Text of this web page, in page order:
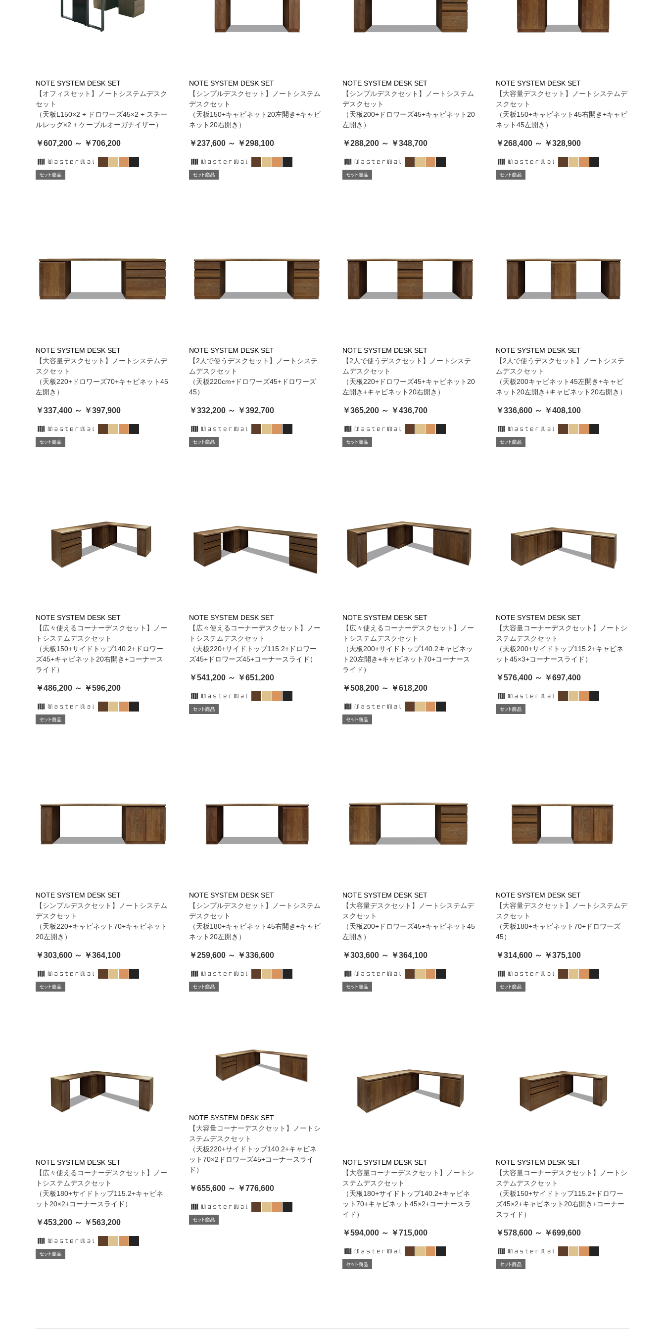
NOTE SYSTEM DESK SET
【オフィスセット】ノートシステムデスク
セット
（天板L150×2 + ドロワーズ45×2 + スチー
ルレッグ×2 + ケーブルオーガナイザー）
￥607,200 ～ ￥706,200
NOTE SYSTEM DESK SET
【シンプルデスクセット】ノートシステム
デスクセット
（天板150+キャビネット20左開き+キャビ
ネット20右開き）
￥237,600 ～ ￥298,100
NOTE SYSTEM DESK SET
【シンプルデスクセット】ノートシステム
デスクセット
（天板200+ドロワーズ45+キャビネット20
左開き）
￥288,200 ～ ￥348,700
NOTE SYSTEM DESK SET
【大容量デスクセット】ノートシステムデ
スクセット
（天板150+キャビネット45右開き+キャビ
ネット45左開き）
￥268,400 ～ ￥328,900
NOTE SYSTEM DESK SET
【大容量デスクセット】ノートシステムデ
スクセット
（天板220+ドロワーズ70+キャビネット45
左開き）
￥337,400 ～ ￥397,900
NOTE SYSTEM DESK SET
【2人で使うデスクセット】ノートシステ
ムデスクセット
（天板220cm+ドロワーズ45+ドロワーズ
45）
￥332,200 ～ ￥392,700
NOTE SYSTEM DESK SET
【2人で使うデスクセット】ノートシステ
ムデスクセット
（天板220+ドロワーズ45+キャビネット20
左開き+キャビネット20右開き）
￥365,200 ～ ￥436,700
NOTE SYSTEM DESK SET
【2人で使うデスクセット】ノートシステ
ムデスクセット
（天板200キャビネット45左開き+キャビ
ネット20左開き+キャビネット20右開き）
￥336,600 ～ ￥408,100
NOTE SYSTEM DESK SET
【広々使えるコーナーデスクセット】ノー
トシステムデスクセット
（天板150+サイドトップ140.2+ドロワー
ズ45+キャビネット20右開き+コーナース
ライド）
￥486,200 ～ ￥596,200
NOTE SYSTEM DESK SET
【広々使えるコーナーデスクセット】ノー
トシステムデスクセット
（天板220+サイドトップ115.2+ドロワー
ズ45+ドロワーズ45+コーナースライド）
￥541,200 ～ ￥651,200
NOTE SYSTEM DESK SET
【広々使えるコーナーデスクセット】ノー
トシステムデスクセット
（天板200+サイドトップ140.2キャビネッ
ト20左開き+キャビネット70+コーナース
ライド）
￥508,200 ～ ￥618,200
NOTE SYSTEM DESK SET
【大容量コーナーデスクセット】ノートシ
ステムデスクセット
（天板200+サイドトップ115.2+キャビネ
ット45×3+コーナースライド）
￥576,400 ～ ￥697,400
NOTE SYSTEM DESK SET
【シンプルデスクセット】ノートシステム
デスクセット
（天板220+キャビネット70+キャビネット
20左開き）
￥303,600 ～ ￥364,100
NOTE SYSTEM DESK SET
【シンプルデスクセット】ノートシステム
デスクセット
（天板180+キャビネット45右開き+キャビ
ネット20左開き）
￥259,600 ～ ￥336,600
NOTE SYSTEM DESK SET
【大容量デスクセット】ノートシステムデ
スクセット
（天板200+ドロワーズ45+キャビネット45
左開き）
￥303,600 ～ ￥364,100
NOTE SYSTEM DESK SET
【大容量デスクセット】ノートシステムデ
スクセット
（天板180+キャビネット70+ドロワーズ
45）
￥314,600 ～ ￥375,100
NOTE SYSTEM DESK SET
【広々使えるコーナーデスクセット】ノー
トシステムデスクセット
（天板180+サイドトップ115.2+キャビネ
ット20×2+コーナースライド）
￥453,200 ～ ￥563,200
NOTE SYSTEM DESK SET
【大容量コーナーデスクセット】ノートシ
ステムデスクセット
（天板220+サイドトップ140.2+キャビネ
ット70×2ドロワーズ45+コーナースライ
ド）
￥655,600 ～ ￥776,600
NOTE SYSTEM DESK SET
【大容量コーナーデスクセット】ノートシ
ステムデスクセット
（天板180+サイドトップ140.2+キャビネ
ット70+キャビネット45×2+コーナースラ
イド）
￥594,000 ～ ￥715,000
NOTE SYSTEM DESK SET
【大容量コーナーデスクセット】ノートシ
ステムデスクセット
（天板150+サイドトップ115.2+ドロワー
ズ45×2+キャビネット20右開き+コーナー
スライド）
￥578,600 ～ ￥699,600